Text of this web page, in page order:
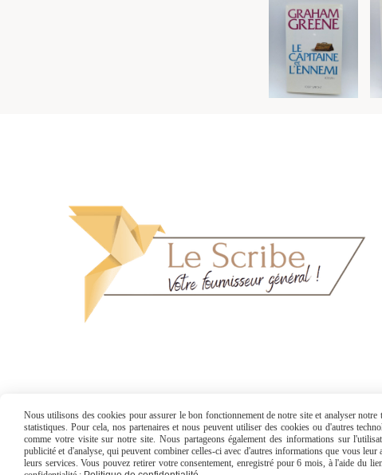
Mentions Légales Conditions générales de
Nous utilisons des cookies pour assurer le bon fonctionnement de notre site et analyser
statistiques. Pour cela, nos partenaires et nous peuvent utiliser des cookies ou d'autres
comme votre visite sur notre site. Nous partageons également des informations sur
publicité et d'analyse, qui peuvent combiner celles-ci avec d'autres informations que vous
leurs services. Vous pouvez retirer votre consentement, enregistré pour 6 mois, à l'aide du